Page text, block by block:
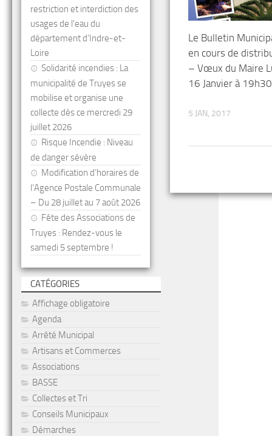
Le Bulletin
en cours de
– Vœux du Maire
16 Janvier à 19h30
5 JAN, 2017
restriction et interdiction des
usages de l’eau du
département d’Indre-et-
Loire
Solidarité incendies : La
municipalité de Truyes se
mobilise et organise une
collecte dès ce mercredi 29
juillet 2026
Risque Incendie : Niveau
de danger sévère
Modification d’horaires de
l’Agence Postale Communale
– Du 28 juillet au 7 août 2026
Fête des Associations de
Truyes : Rendez-vous le
samedi 5 septembre !
CATÉGORIES
Affichage obligatoire
Agenda
Arrêté Municipal
Artisans et Commerces
Associations
BASSE
Collectes et Tri
Conseils Municipaux
Démarches